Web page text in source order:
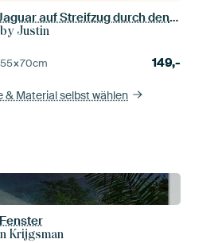
Schwarzer Jaguar auf Streifzug durch den Regenwald | Wildlife Fotografie
Justin
55×70cm 149,-
& Material selbst wählen
Krijgsman